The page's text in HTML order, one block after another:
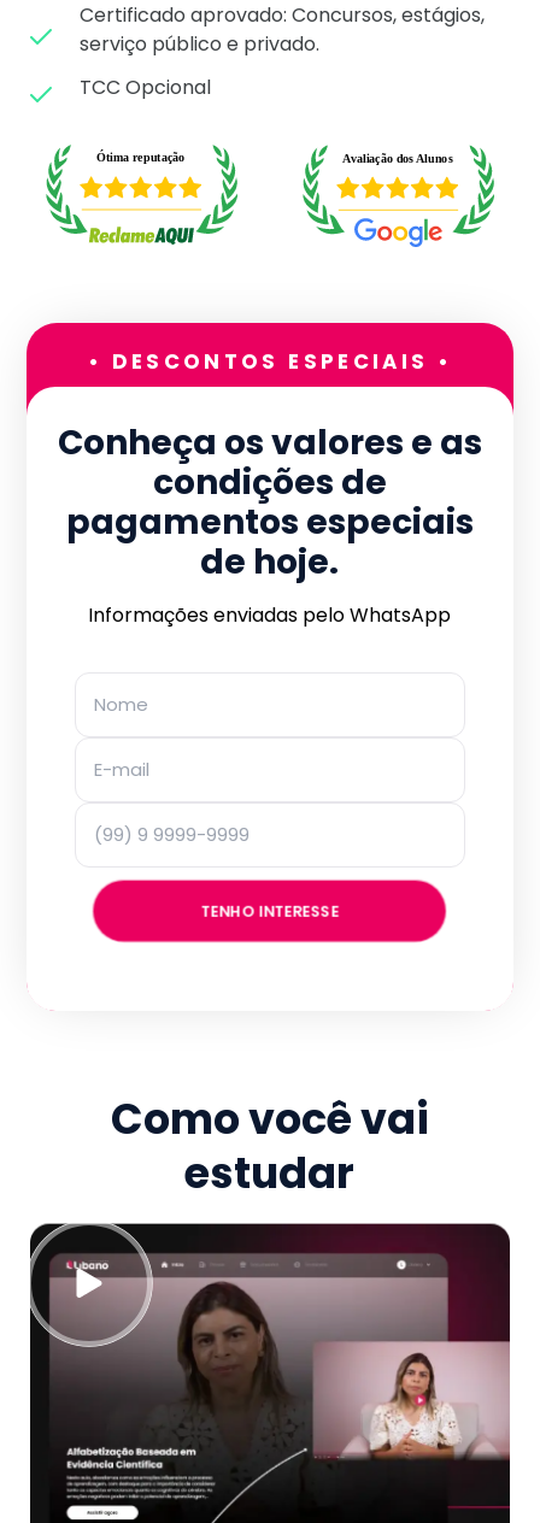
Certificado aprovado: Concursos, estágios,
serviço público e privado.
TCC Opcional
• DESCONTOS ESPECIAIS •
Conheça os valores e as
condições de
pagamentos especiais
de hoje.
Informações enviadas pelo WhatsApp
TENHO INTERESSE
Como você vai
estudar